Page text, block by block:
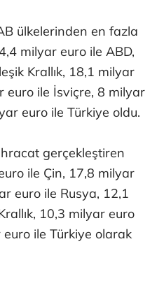
ülkelerinden en fazla
milyar euro ile ABD,
Krallık, 18,1 milyar
euro ile İsviçre, 8 milyar
euro ile Türkiye oldu.
gerçekleştiren
ile Çin, 17,8 milyar
euro ile Rusya, 12,1
10,3 milyar euro
ile Türkiye olarak